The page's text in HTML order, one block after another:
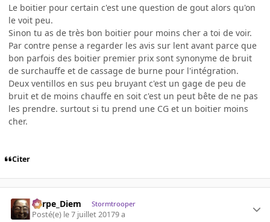
Le boitier pour certain c'est une question de gout alors qu'on
le voit peu.
Sinon tu as de très bon boitier pour moins cher a toi de voir.
Par contre pense a regarder les avis sur lent avant parce que
bon parfois des boitier premier prix sont synonyme de bruit
de surchauffe et de cassage de burne pour l'intégration.
Deux ventillos en sus peu bruyant c'est un gage de peu de
bruit et de moins chauffe en soit c'est un peut bête de ne pas
les prendre. surtout si tu prend une CG et un boitier moins
cher.
Citer
Carpe_Diem Stormtrooper
Posté(e) le 7 juillet 20179 a